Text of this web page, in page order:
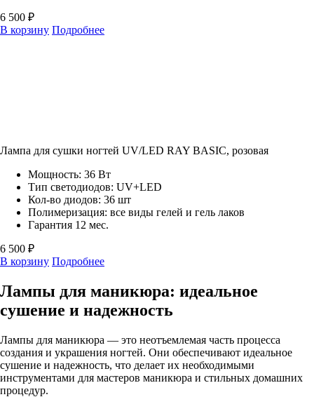
6 500 ₽
В корзину Подробнее
Лампа для сушки ногтей UV/LED RAY BASIC, розовая
Мощность: 36 Вт
Тип светодиодов: UV+LED
Кол-во диодов: 36 шт
Полимеризация: все виды гелей и гель лаков
Гарантия 12 мес.
6 500 ₽
В корзину Подробнее
Лампы для маникюра: идеальное
сушение и надежность
Лампы для маникюра — это неотъемлемая часть процесса
создания и украшения ногтей. Они обеспечивают идеальное
сушение и надежность, что делает их необходимыми
инструментами для мастеров маникюра и стильных домашних
процедур.